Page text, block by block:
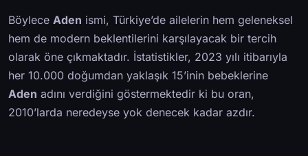
Böylece Aden ismi, Türkiye’de ailelerin hem geleneksel
hem de modern beklentilerini karşılayacak bir tercih
olarak öne çıkmaktadır. İstatistikler, 2023 yılı itibarıyla
her 10.000 doğumdan yaklaşık 15’inin bebeklerine
Aden adını verdiğini göstermektedir ki bu oran,
2010’larda neredeyse yok denecek kadar azdır.